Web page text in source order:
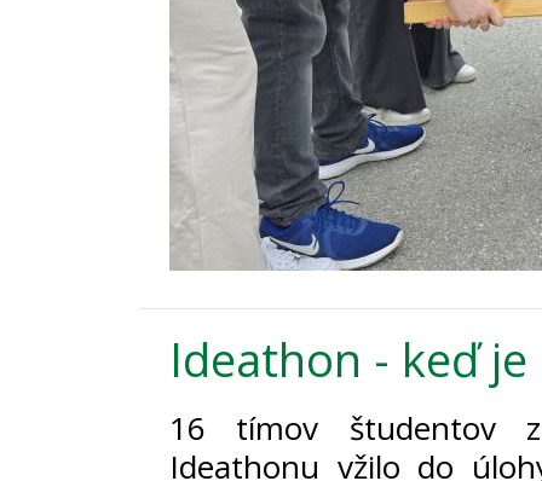
Ideathon - keď
16 tímov študentov
Ideathonu vžilo do